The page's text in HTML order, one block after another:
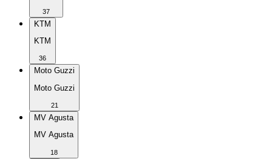
37
KTM
KTM
36
Moto Guzzi
Moto Guzzi
21
MV Agusta
MV Agusta
18